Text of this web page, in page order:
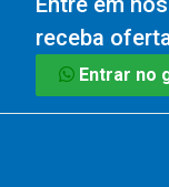
receba
Entrar no